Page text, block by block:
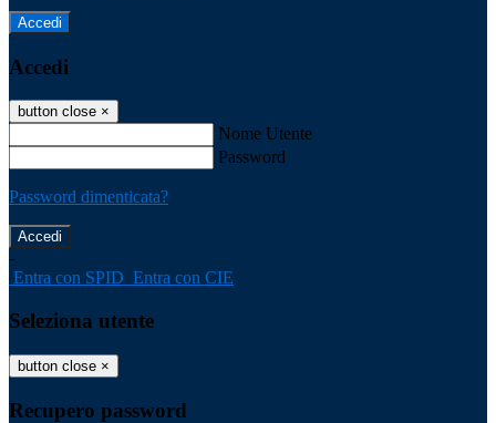
Accedi
Accedi
button close ×
Nome Utente
Password
Password dimenticata?
-
Entra con SPID Entra con CIE
Seleziona utente
button close ×
Recupero password